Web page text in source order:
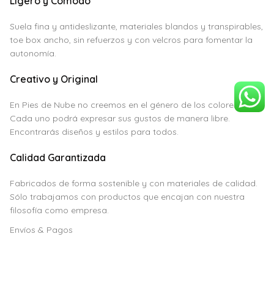
Suela fina y antideslizante, materiales blandos y transpirables,
toe box ancho, sin refuerzos y con velcros para fomentar la
autonomía.
Creativo y Original
En Pies de Nube no creemos en el género de los colores.
Cada uno podrá expresar sus gustos de manera libre.
Encontrarás diseños y estilos para todos.
Calidad Garantizada
Fabricados de forma sostenible y con materiales de calidad.
Sólo trabajamos con productos que encajan con nuestra
filosofía como empresa.
Envíos & Pagos